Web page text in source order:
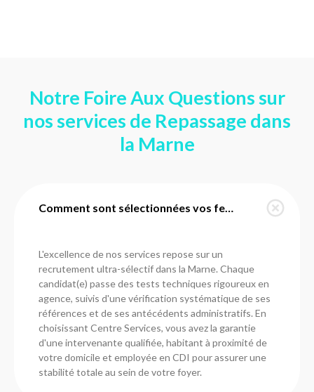
Notre Foire Aux Questions sur
nos services de Repassage dans
la Marne
Comment sont sélectionnées vos femmes de ménage dans la Marne ?
L'excellence de nos services repose sur un
recrutement ultra-sélectif dans la Marne. Chaque
candidat(e) passe des tests techniques rigoureux en
agence, suivis d'une vérification systématique de ses
références et de ses antécédents administratifs. En
choisissant Centre Services, vous avez la garantie
d'une intervenante qualifiée, habitant à proximité de
votre domicile et employée en CDI pour assurer une
stabilité totale au sein de votre foyer.